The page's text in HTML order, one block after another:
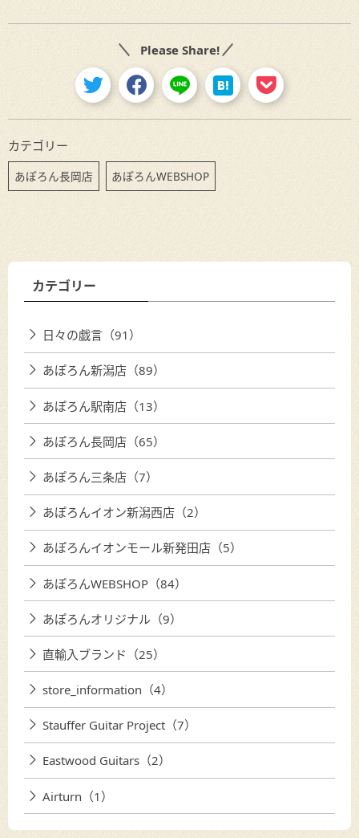
Please Share!
カテゴリー
あぽろん長岡店 あぽろんWEBSHOP
カテゴリー
日々の戯言（91）
あぽろん新潟店（89）
あぽろん駅南店（13）
あぽろん長岡店（65）
あぽろん三条店（7）
あぽろんイオン新潟西店（2）
あぽろんイオンモール新発田店（5）
あぽろんWEBSHOP（84）
あぽろんオリジナル（9）
直輸入ブランド（25）
store_information（4）
Stauffer Guitar Project（7）
Eastwood Guitars（2）
Airturn（1）